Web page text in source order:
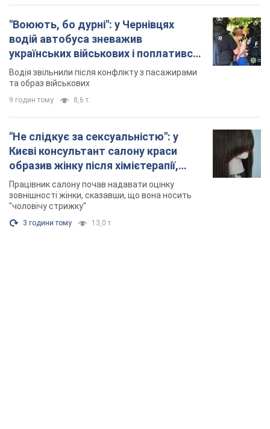
"Воюють, бо дурні": у Чернівцях
водій автобуса зневажив
українських військових і поплатився.
Відео
Водія звільнили після конфлікту з пасажирами
та образ військових
9 годин тому 8,6 т.
"Не слідкує за сексуальністю": у
Києві консультант салону краси
образив жінку після хімієтерапії,
розгорівся скандал. Фото
Працівник салону почав надавати оцінку
зовнішності жінки, сказавши, що вона носить
"чоловічу стрижку"
3 години тому 13,0 т.